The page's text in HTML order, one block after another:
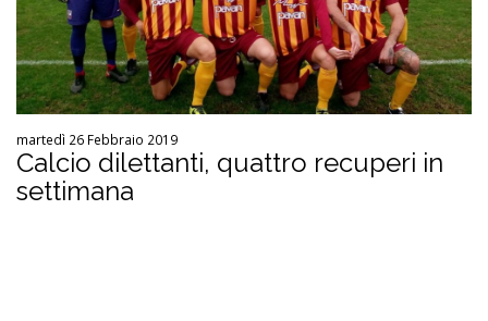
martedì 26 Febbraio 2019
Calcio dilettanti, quattro recuperi in
settimana